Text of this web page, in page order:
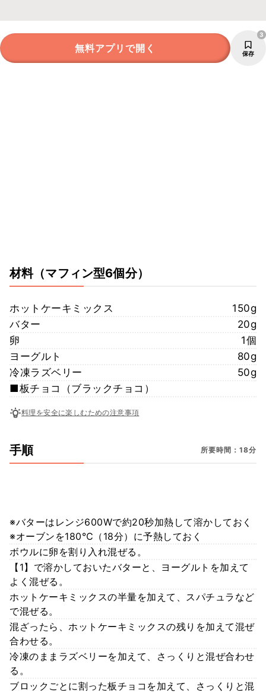
無料アプリで開く 保存
3
材料（マフィン型6個分）
ホットケーキミックス
150g
バター
20g
卵
1個
ヨーグルト
80g
冷凍ラズベリー
50g
■板チョコ（ブラックチョコ）
料理を安全に楽しむための注意事項
手順 所要時間：18分
※バターはレンジ600Wで約20秒加熱して溶かしておく
※オーブンを180℃（18分）に予熱しておく
ボウルに卵を割り入れ混ぜる。
【1】で溶かしておいたバターと、ヨーグルトを加えて
よく混ぜる。
ホットケーキミックスの半量を加えて、スパチュラなど
で混ぜる。
混ざったら、ホットケーキミックスの残りを加えて混ぜ
合わせる。
冷凍のままラズベリーを加えて、さっくりと混ぜ合わせ
る。
ブロックごとに割った板チョコを加えて、さっくりと混